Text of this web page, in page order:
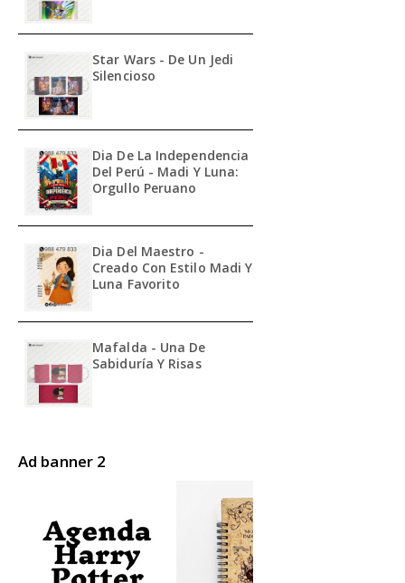
Star Wars - De Un Jedi
Silencioso
Dia De La Independencia
Del Perú - Madi Y Luna:
Orgullo Peruano
Dia Del Maestro -
Creado Con Estilo Madi Y
Luna Favorito
Mafalda - Una De
Sabiduría Y Risas
Ad banner 2